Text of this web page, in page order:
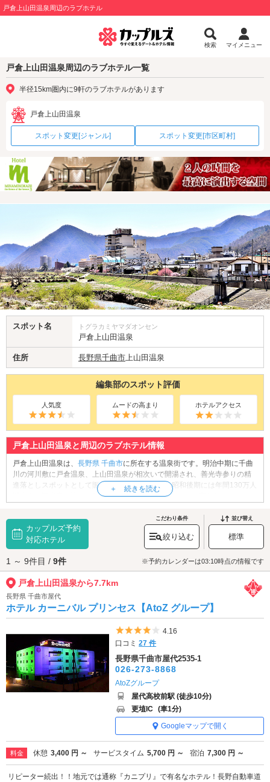
戸倉上山田温泉周辺のラブホテル
検索 マイメニュー
戸倉上山田温泉周辺のラブホテル一覧
半径15km圏内に9軒のラブホテルがあります
戸倉上山田温泉
スポット変更[ジャンル] スポット変更[市区町村]
スポット名 トグラカミヤマダオンセン
戸倉上山田温泉
住所 長野県千曲市上山田温泉
編集部のスポット評価
人気度 ムードの高まり ホテルアクセス
戸倉上山田温泉と周辺のラブホテル情報
戸倉上山田温泉は、 長野県 千曲市に所在する温泉街です。明治中期に千曲
川の河川敷に戸倉温泉、上山田温泉が相次いで開湯され、善光寺参りの精
進落としスポットとして賑わいました。最盛期の昭和後期には年間130万人
以上もの観光客が訪れ、300人以上の芸妓が働いていたと言われています。
そ150人の芸妓が在籍しています。射的場やスナックの立ち並ぶ昔懐かしい
街並みを散策してみましょう。そして戸倉上山田温泉といえば「恋しの湯
伝説」の地としても知られるロマンチックな街です。「大正橋」に埋め込
まれた99個の赤い小石を数えてみましょう。
戸倉上山田温泉へは、
千曲・更埴 ・戸倉エリアのラブホテルからもアクセ
スが便利です。
カップルズ予約
対応ホテル
こだわり条件
絞り込む
並び替え
標準
1 ～ 9件目 / 9件 ※予約カレンダーは03:10時点の情報です
戸倉上山田温泉から7.7km
長野県 千曲市屋代
ホテル カーニバル プリンセス【AtoZ グループ】
5つ星のうち4
4.16
口コミ27 件
長野県千曲市屋代2535-1
026-273-8868
AtoZグループ
屋代高校前駅 (徒歩10分)
更埴IC (車1分)
Googleマップで開く
料金 休憩 3,400 円 ～ サービスタイム 5,700 円 ～ 宿泊 7,300 円 ～
リピーター続出！！地元では通称『カニプリ』で有名なホテル！長野自動車道